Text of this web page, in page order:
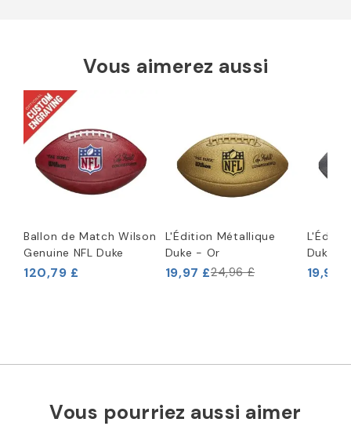
Vous aimerez aussi
Ballon de Match Wilson
Genuine NFL Duke
120,79 £
L'Édition Métallique
Duke - Or
19,97 £24,96 £
Duke -
19,97
Vous pourriez aussi aimer